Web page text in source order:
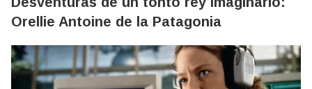
Orellie Antoine de la Patagonia